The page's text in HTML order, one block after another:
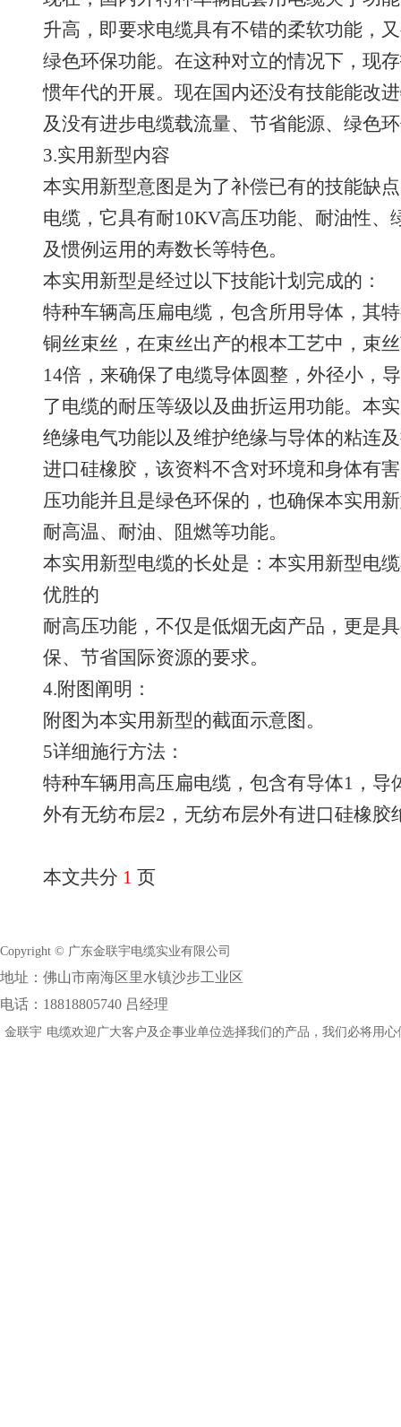
升高，即要求电缆具有不错的柔软功能，
绿色环保功能。在这种对立的情况下，现
惯年代的开展。现在国内还没有技能能改
及没有进步电缆载流量、节省能源、绿色
3.实用新型内容
本实用新型意图是为了补偿已有的技能缺
电缆，它具有耐10KV高压功能、耐油性、
及惯例运用的寿数长等特色。
本实用新型是经过以下技能计划完成的：
特种车辆高压扁电缆，包含所用导体，其
铜丝束丝，在束丝出产的根本工艺中，束
14倍，来确保了电缆导体圆整，外径小，
了电缆的耐压等级以及曲折运用功能。本
绝缘电气功能以及维护绝缘与导体的粘连
进口硅橡胶，该资料不含对环境和身体有
压功能并且是绿色环保的，也确保本实用
耐高温、耐油、阻燃等功能。
本实用新型电缆的长处是：本实用新型电
优胜的
耐高压功能，不仅是低烟无卤产品，更是
保、节省国际资源的要求。
4.附图阐明：
附图为本实用新型的截面示意图。
5详细施行方法：
特种车辆用高压扁电缆，包含有导体1，
外有无纺布层2，无纺布层外有进口硅橡胶
本文共分 1 页
Copyright © 广东金联宇电缆实业有限公司
地址：佛山市南海区里水镇沙步工业区
电话：18818805740 吕经理
金联宇 电缆欢迎广大客户及企事业单位选择我们的产品，我们必将用心